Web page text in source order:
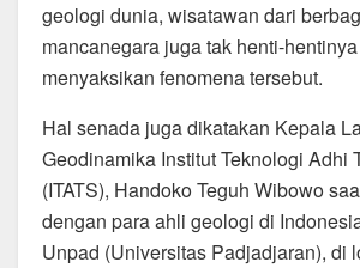
geologi dunia, wisatawan dari
mancanegara juga tak henti-
menyaksikan fenomena tersebut.
Hal senada juga dikatakan Kepala
Geodinamika Institut Teknologi Adhi
(ITATS), Handoko Teguh Wibowo
dengan para ahli geologi di
Unpad (Universitas Padjadjaran), di